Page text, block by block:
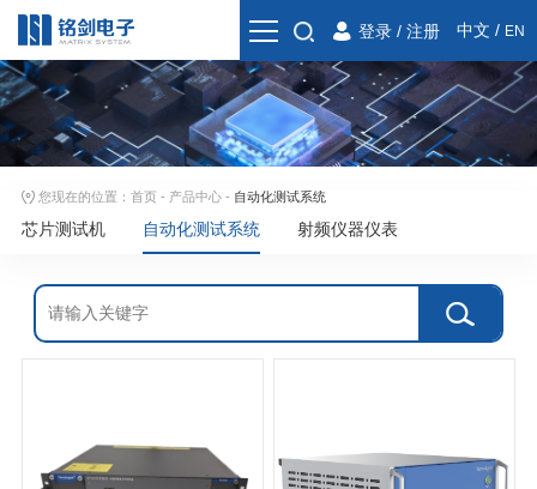
登录 / 注册 中文 / EN
您现在的位置： 首页 - 产品中心- 自动化测试系统
芯片测试机 自动化测试系统 射频仪器仪表